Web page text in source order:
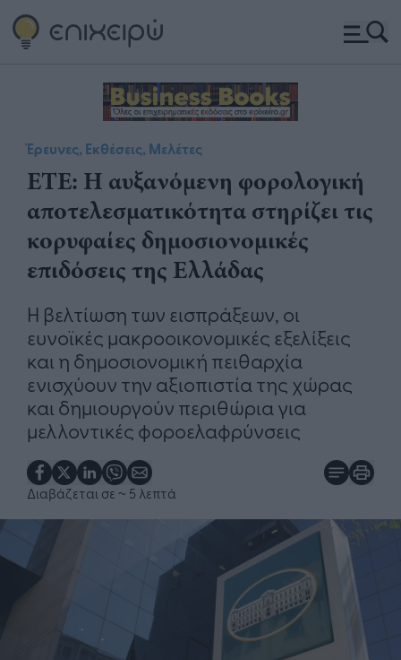
Έρευνες, Εκθέσεις, Μελέτες
ΕΤΕ: Η αυξανόμενη φορολογική
αποτελεσματικότητα στηρίζει τις
κορυφαίες δημοσιονομικές
επιδόσεις της Ελλάδας
Η βελτίωση των εισπράξεων, οι
ευνοϊκές μακροοικονομικές εξελίξεις
και η δημοσιονομική πειθαρχία
ενισχύουν την αξιοπιστία της χώρας
και δημιουργούν περιθώρια για
μελλοντικές φοροελαφρύνσεις
Διαβάζεται σε ~ 5 λεπτά